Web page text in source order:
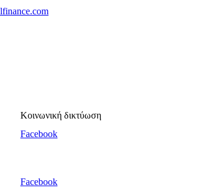
Κοινωνική δικτύωση
Facebook
Facebook